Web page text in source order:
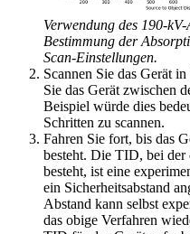
Verwendung des 190-
Bestimmung der
Scan-Einstellungen.
Scannen Sie das Gerät
Sie das Gerät zwischen
Beispiel würde dies
Schritten zu scannen.
Fahren Sie fort, bis das
besteht. Die TID, bei der
besteht, ist eine
ein Sicherheitsabstand
Abstand kann selbst
das obige Verfahren